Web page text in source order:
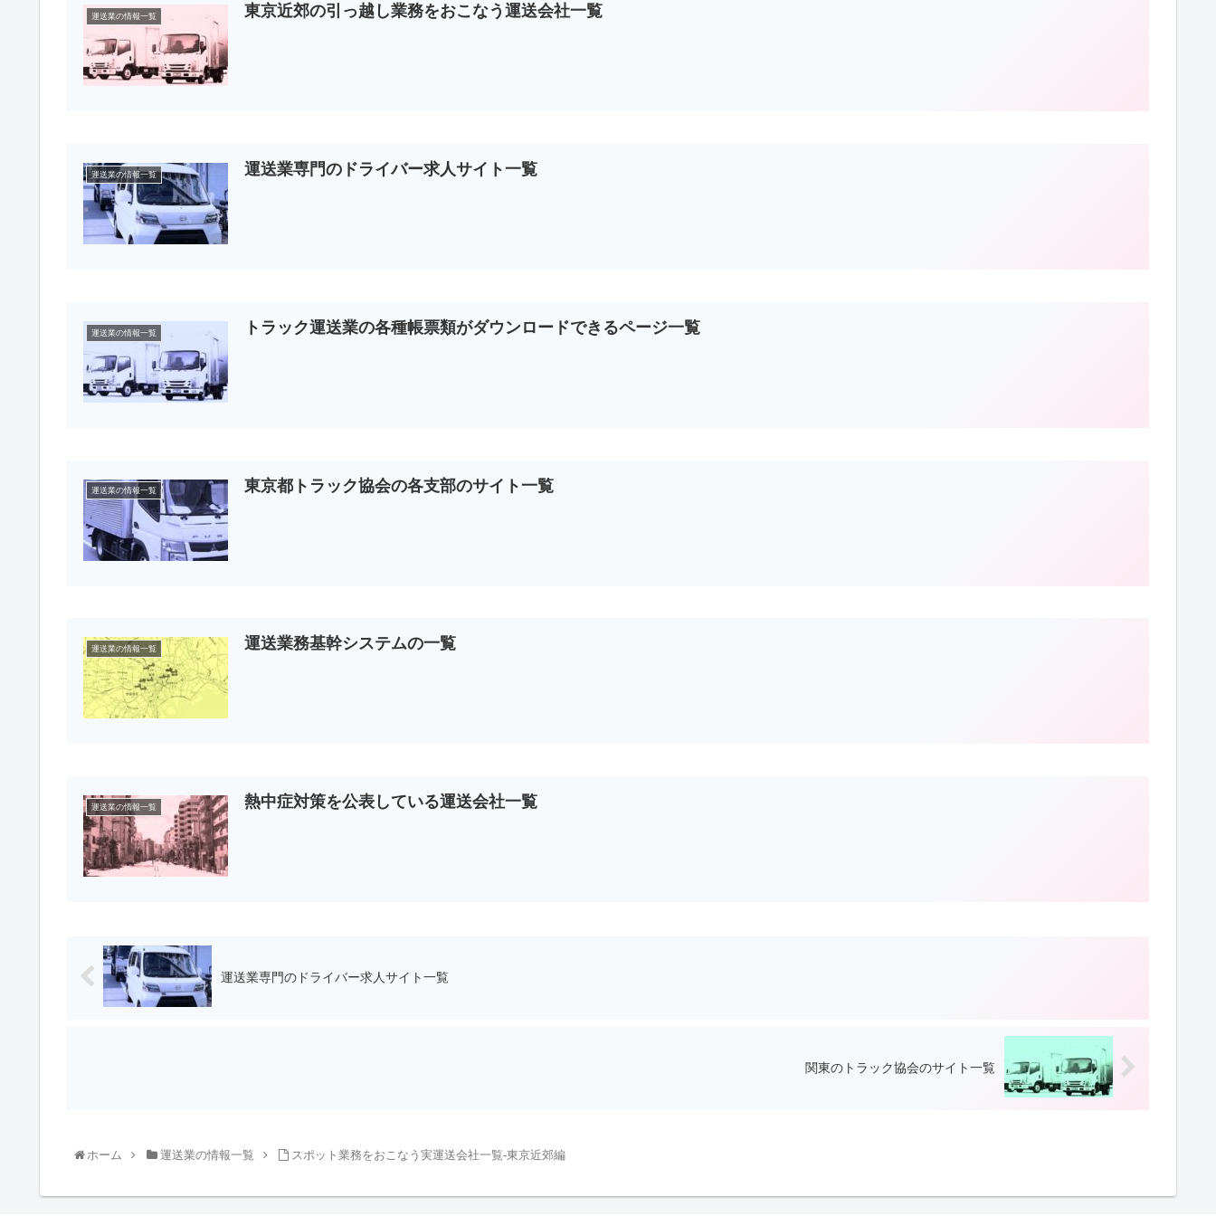
運送業の情報一覧 東京近郊の引っ越し業務をおこなう運送会社一覧
運送業の情報一覧 運送業専門のドライバー求人サイト一覧
運送業の情報一覧 トラック運送業の各種帳票類がダウンロードできるページ一覧
運送業の情報一覧 東京都トラック協会の各支部のサイト一覧
運送業の情報一覧 運送業務基幹システムの一覧
運送業の情報一覧 熱中症対策を公表している運送会社一覧
運送業専門のドライバー求人サイト一覧
関東のトラック協会のサイト一覧
ホーム 運送業の情報一覧 スポット業務をおこなう実運送会社一覧-東京近郊編